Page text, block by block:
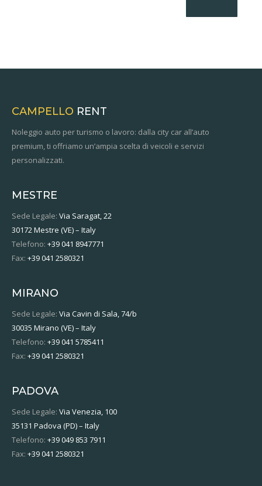
CAMPELLO RENT
Noleggio auto per turismo o lavoro: dalla city car all’auto
premium, ti offriamo un’ampia scelta di veicoli e servizi
personalizzati.
MESTRE
Sede Legale: Via Saragat, 22
30172 Mestre (VE) – Italy
Telefono: +39 041 8947771
Fax: +39 041 2580321
MIRANO
Sede Legale: Via Cavin di Sala, 74/b
30035 Mirano (VE) – Italy
Telefono: +39 041 5785411
Fax: +39 041 2580321
PADOVA
Sede Legale: Via Venezia, 100
35131 Padova (PD) – Italy
Telefono: +39 049 853 7911
Fax: +39 041 2580321